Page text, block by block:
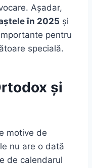
Așadar,
în 2025 și
pentru
specială.
și
motive de
nu are o dată
de calendarul